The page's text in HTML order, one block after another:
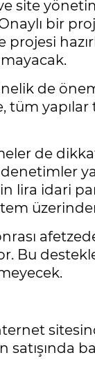
site
bir
de
tüm
de
idari
Bu
satışında